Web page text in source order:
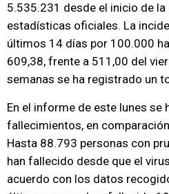
5.535.231 desde el inicio de la
estadísticas oficiales. La
últimos 14 días por 100.000
609,38, frente a 511,00 del
semanas se ha registrado un
En el informe de este lunes se
fallecimientos, en
Hasta 88.793 personas con
han fallecido desde que el
acuerdo con los datos